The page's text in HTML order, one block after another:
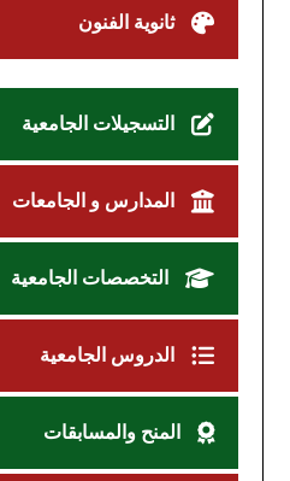
ثانوية الفنون
التسجيلات الجامعية
المدارس و الجامعات
التخصصات الجامعية
الدروس الجامعية
المنح والمسابقات